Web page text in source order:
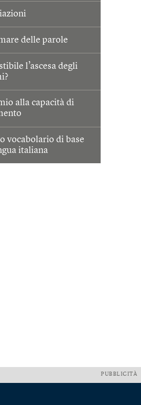
delle parole
l’ascesa degli
alla capacità di
vocabolario di base
italiana
PUBBLICITÀ